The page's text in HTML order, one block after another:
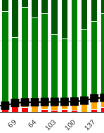
69 64 103 100 137